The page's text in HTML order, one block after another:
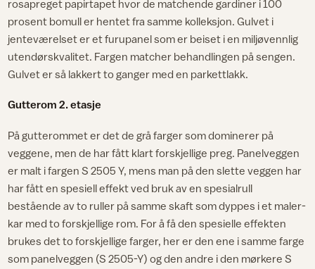
rosapreget papirtapet hvor de matchende gardiner i 100
prosent bomull er hentet fra samme kolleksjon. Gulvet i
jenteværelset er et furupanel som er beiset i en miljøvennlig
utendørskvalitet. Fargen matcher behandlingen på sengen.
Gulvet er så lakkert to ganger med en parkettlakk.
Gutterom 2. etasje
På gutterommet er det de grå farger som dominerer på
veggene, men de har fått klart forskjellige preg. Panelveggen
er malt i fargen S 2505 Y, mens man på den slette veggen har
har fått en spesiell effekt ved bruk av en spesialrull
bestående av to ruller på samme skaft som dyppes i et maler-
kar med to forskjellige rom. For å få den spesielle effekten
brukes det to forskjellige farger, her er den ene i samme farge
som panelveggen (S 2505-Y) og den andre i den mørkere S